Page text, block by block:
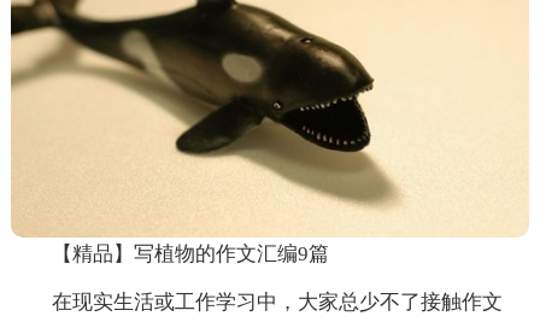
【精品】写植物的作文汇编9篇
在现实生活或工作学习中，大家总少不了接触作文